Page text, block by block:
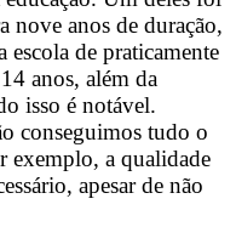
nove anos de duração,
de praticamente
anos, além da
isso é notável.
conseguimos tudo o
exemplo, a qualidade
apesar de não